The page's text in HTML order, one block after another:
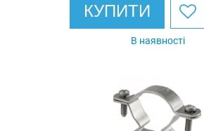
КУПИТИ
В наявності